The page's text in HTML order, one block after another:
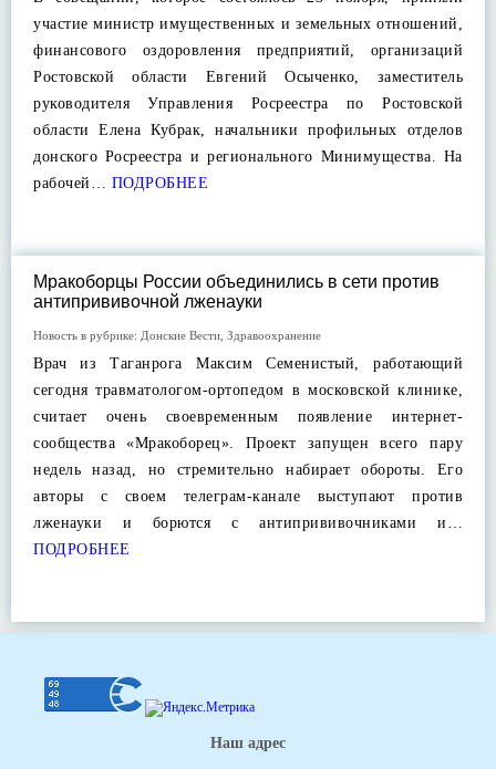
участие министр имущественных и земельных отношений,
финансового оздоровления предприятий, организаций
Ростовской области Евгений Осыченко, заместитель
руководителя Управления Росреестра по Ростовской
области Елена Кубрак, начальники профильных отделов
донского Росреестра и регионального Минимущества. На
рабочей… ПОДРОБНЕЕ
Мракоборцы России объединились в сети против
антипрививочной лженауки
Новость в рубрике: Донские Вести Здравоохранение
Врач из Таганрога Максим Семенистый, работающий
сегодня травматологом-ортопедом в московской клинике,
считает очень своевременным появление интернет-
сообщества «Мракоборец». Проект запущен всего пару
недель назад, но стремительно набирает обороты. Его
авторы с своем телеграм-канале выступают против
лженауки и борются с антипрививочниками и…
ПОДРОБНЕЕ
Наш адрес